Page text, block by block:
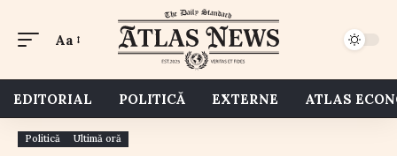
Aa
EDITORIAL POLITICĂ EXTERNE ATLAS
Politică Ultimă oră